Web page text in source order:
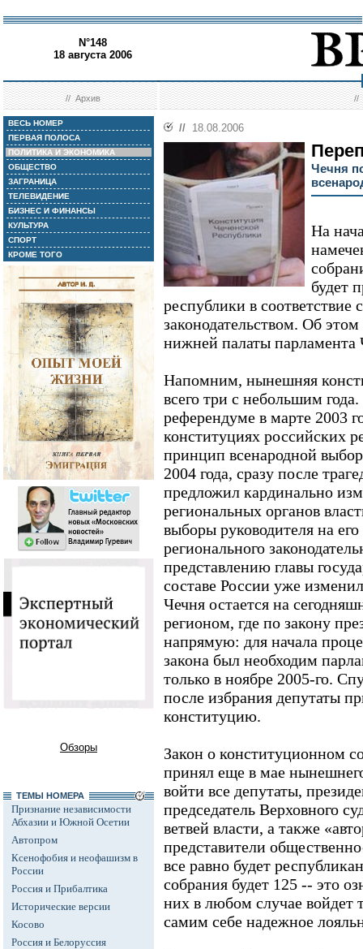
N°148
18 августа 2006
//Архив //
ВЕСЬ НОМЕР
ПЕРВАЯ ПОЛОСА
ПОЛИТИКА И ЭКОНОМИКА
ОБЩЕСТВО
ЗАГРАНИЦА
ТЕЛЕВИДЕНИЕ
БИЗНЕС И ФИНАНСЫ
КУЛЬТУРА
СПОРТ
КРОМЕ ТОГО
Обзоры
ТЕМЫ НОМЕРА
Признание независимости
Абхазии и Южной Осетии
Автопром
Ксенофобия и неофашизм в
России
Россия и Прибалтика
Исторические версии
Косово
Россия и Белоруссия
// 18.08.2006
Чечня
На
будет
республики в соответствие
законодательством. Об
нижней палаты парламента
Напомним, нынешняя
всего три с небольшим
референдуме в марте 2003
конституциях российских
принцип всенародной
2004 года, сразу после
предложил кардинально
региональных органов
выборы руководителя на
регионального
представлению главы
составе России уже
Чечня остается на
регионом, где по закону
напрямую: для начала
закона был необходим
только в ноябре 2005-го.
после избрания депутаты
конституцию.
Закон о конституционном
принял еще в мае
войти все депутаты,
председатель Верховного
ветвей власти, а также
представители
все равно будет
собрания будет 125 -- это
них в любом случае войдет
самим себе надежное